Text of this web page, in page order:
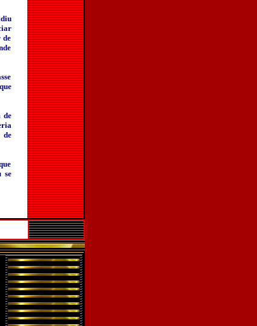
de
de
de
se